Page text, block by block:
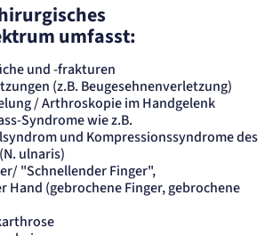
umfasst:
und -frakturen
(z.B. Beugesehnenverletzung)
/ Arthroskopie im Handgelenk
Syndrome wie z.B.
und Kompressionssyndrome des
ulnaris)
"Schnellender Finger",
Hand (gebrochene Finger, gebrochene
Anwenders und der besseren Bedienerführung.
bei allen Seitenanfragen bei.